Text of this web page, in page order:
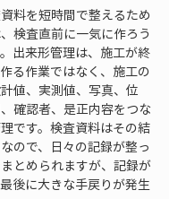
料を短時間で整えるため
検査直前に一気に作ろう
出来形管理は、施工が終
る作業ではなく、施工の
値、実測値、写真、位
確認者、是正内容をつな
です。検査資料はその結
ので、日々の記録が整っ
とめられますが、記録が
後に大きな手戻りが発生